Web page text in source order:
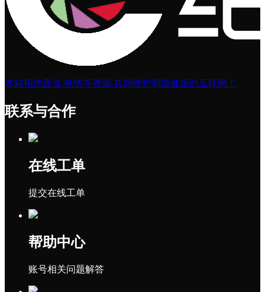
本站拒绝露点,色情等资源,共同维护和谐健康的互联网！
联系与合作
在线工单
提交在线工单
帮助中心
账号相关问题解答